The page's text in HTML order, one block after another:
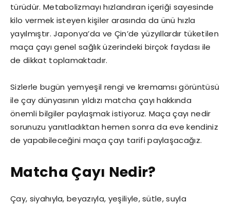
türüdür. Metabolizmayı hızlandıran içeriği sayesinde
kilo vermek isteyen kişiler arasında da ünü hızla
yayılmıştır. Japonya’da ve Çin’de yüzyıllardır tüketilen
maça çayı genel sağlık üzerindeki birçok faydası ile
de dikkat toplamaktadır.
Sizlerle bugün yemyeşil rengi ve kremamsı görüntüsü
ile çay dünyasının yıldızı matcha çayı hakkında
önemli bilgiler paylaşmak istiyoruz. Maça çayı nedir
sorunuzu yanıtladıktan hemen sonra da eve kendiniz
de yapabileceğini maça çayı tarifi paylaşacağız.
Matcha Çayı Nedir?
Çay, siyahıyla, beyazıyla, yeşiliyle, sütle, suyla